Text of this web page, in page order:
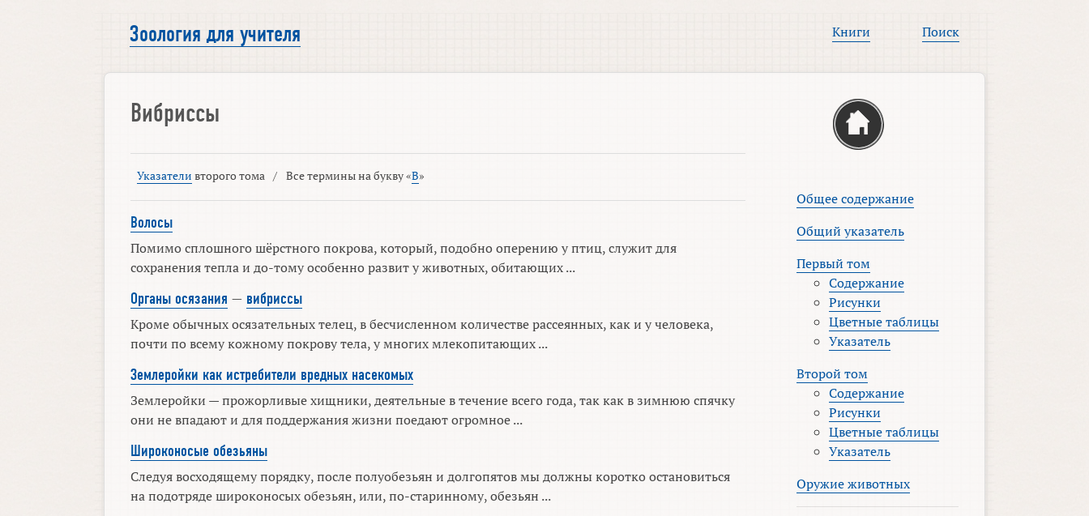
Зоология для учителя Книги Поиск
Вибриссы
Указатели второго тома / Все термины на букву «В»
Волосы
Помимо сплошного шёрстного покрова, который, подобно оперению у птиц, служит для
сохранения тепла и до-тому особенно развит у животных, обитающих ...
Органы осязания — вибриссы
Кроме обычных осязательных телец, в бесчисленном количестве рассеянных, как и у человека,
почти по всему кожному покрову тела, у многих млекопитающих ...
Землеройки как истребители вредных насекомых
Землеройки — прожорливые хищники, деятельные в течение всего года, так как в зимнюю спячку
они не впадают и для поддержания жизни поедают огромное ...
Широконосые обезьяны
Следуя восходящему порядку, после полуобезьян и долгопятов мы должны коротко остановиться
на подотряде широконосых обезьян, или, по-старинному, обезьян ...
Общее содержание
Общий указатель
Первый том
Содержание
Рисунки
Цветные таблицы
Указатель
Второй том
Содержание
Рисунки
Цветные таблицы
Указатель
Оружие животных